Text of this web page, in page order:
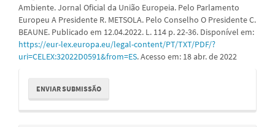
Ambiente. Jornal Oficial da União Europeia. Pelo Parlamento
Europeu A Presidente R. METSOLA. Pelo Conselho O Presidente C.
BEAUNE. Publicado em 12.04.2022. L. 114 p. 22-36. Disponível em:
https://eur-lex.europa.eu/legal-content/PT/TXT/PDF/?
uri=CELEX:32022D0591&from=ES. Acesso em: 18 abr. de 2022
Enviar
Submissão
ENVIAR SUBMISSÃO